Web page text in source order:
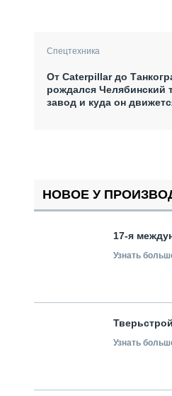
Спецтехника
От Caterpillar до
рождался Челябинский
завод и куда он
НОВОЕ У
17-я
Узнать
Узнать